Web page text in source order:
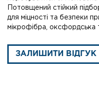
Потовщений стійкий
для міцності та безпеки
мікрофібра, оксфордська
ЗАЛИШИТИ ВІДГУК